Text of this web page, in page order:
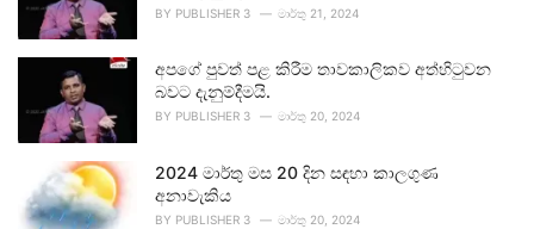
BY PUBLISHER 3 මාර්තු 21, 2024
අපගේ පුවත් පළ කිරීම තාවකාලිකව අත්හිටුවන
බවට දැනුම්දීමයි.
BY PUBLISHER 3 මාර්තු 20, 2024
2024 මාර්තු මස 20 දින සඳහා කාලගුණ
අනාවැකිය
BY PUBLISHER 3 මාර්තු 20, 2024